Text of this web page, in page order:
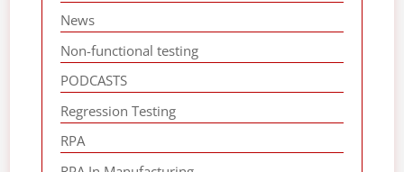
News
Non-functional testing
PODCASTS
Regression Testing
RPA